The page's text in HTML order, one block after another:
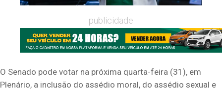
publicidade
O Senado pode votar na próxima quarta-feira (31), em
Plenário, a inclusão do assédio moral, do assédio sexual e